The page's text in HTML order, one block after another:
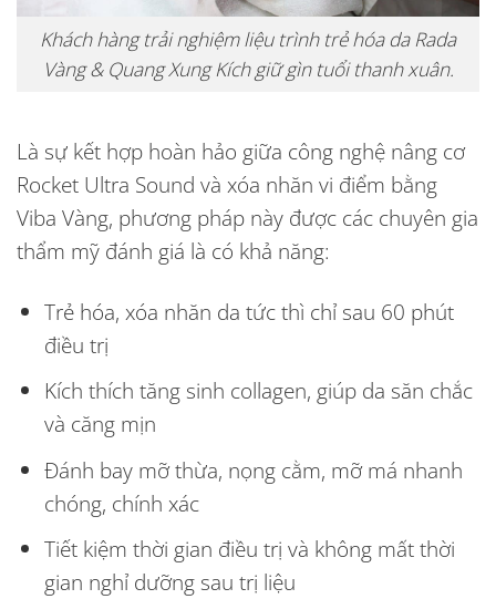
Khách hàng trải nghiệm liệu trình trẻ hóa da Rada
Vàng & Quang Xung Kích giữ gìn tuổi thanh xuân.
Là sự kết hợp hoàn hảo giữa công nghệ nâng cơ
Rocket Ultra Sound và xóa nhăn vi điểm bằng
Viba Vàng, phương pháp này được các chuyên gia
thẩm mỹ đánh giá là có khả năng:
Trẻ hóa, xóa nhăn da tức thì chỉ sau 60 phút
điều trị
Kích thích tăng sinh collagen, giúp da săn chắc
và căng mịn
Đánh bay mỡ thừa, nọng cằm, mỡ má nhanh
chóng, chính xác
Tiết kiệm thời gian điều trị và không mất thời
gian nghỉ dưỡng sau trị liệu